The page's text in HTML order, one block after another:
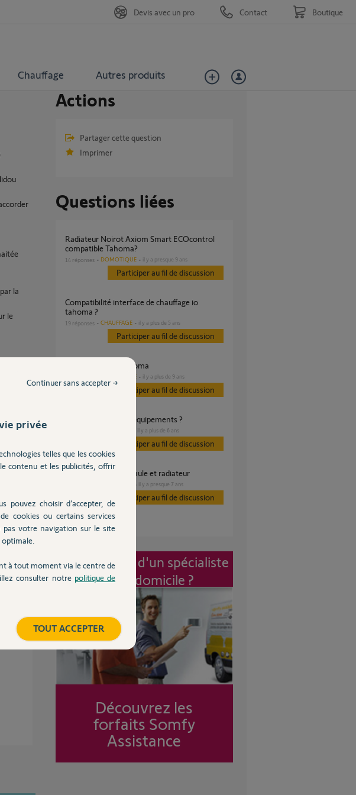
Chauffage Autres produits
Devis avec un pro Contact Boutique
la
le
Actions
Partager cette question
Imprimer
Questions liées
Radiateur Noirot Axiom Smart ECOcontrol
compatible Tahoma?
14 réponses DOMOTIQUE il y a presque 9 ans
Participer au fil de discussion
compatibilité interface de chauffage io
tahoma ?
19 réponses CHAUFFAGE il y a plus de 5 ans
Participer au fil de discussion
Radiateur IO et Tahoma
DOMOTIQUE il y a plus de 9 ans
Participer au fil de discussion
Tahoma : groupe d'équipements ?
il y a plus de 6 ans
Participer au fil de discussion
Gestion poele à granule et radiateur
il y a presque 7 ans
Participer au fil de discussion
Intervention d'un spécialiste
à mon domicile ?
Découvrez les
forfaits Somfy
Assistance
privée
telles que les cookies
contenu et les publicités, offrir
pouvez choisir d’accepter, de
cookies ou certains services
pas votre navigation sur le site
à tout moment via le centre de
consulter notre politique de
Continuer sans accepter →
TOUT ACCEPTER